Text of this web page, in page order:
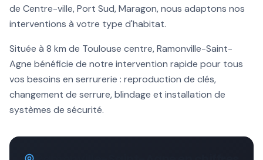
de Centre-ville, Port Sud, Maragon, nous adaptons nos
interventions à votre type d'habitat.
Située à 8 km de Toulouse centre,Ramonville-Saint-
Agne bénéficie de notre intervention rapide pour tous
vos besoins en serrurerie : reproduction de clés,
changement de serrure, blindage et installation de
systèmes de sécurité.